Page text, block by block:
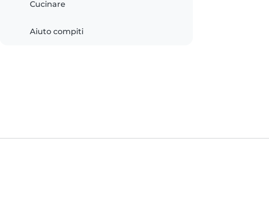
Cucinare
Aiuto compiti